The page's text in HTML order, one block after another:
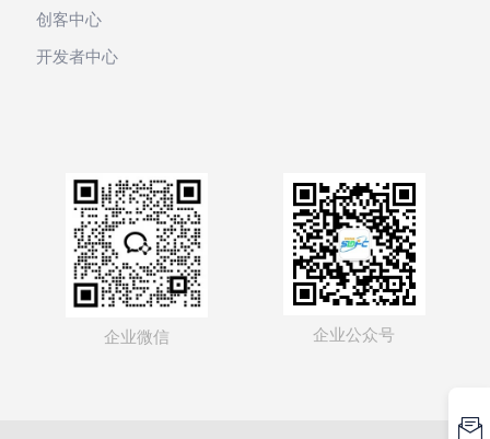
创客中心
开发者中心
企业微信 企业公众号
